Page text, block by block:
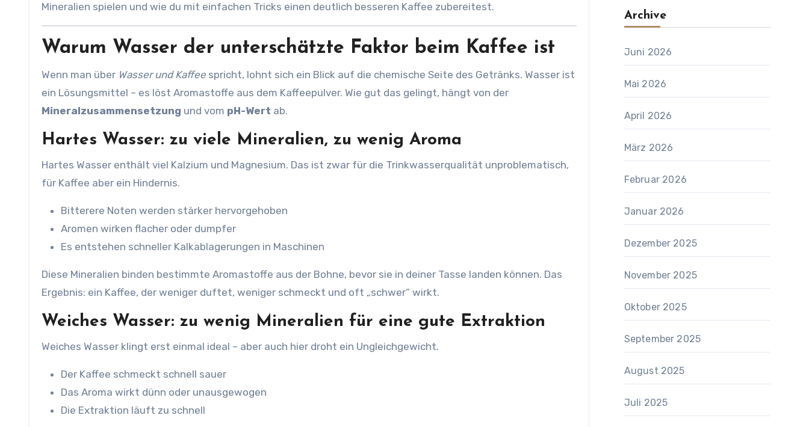
Mineralien spielen und wie du mit einfachen Tricks einen deutlich besseren Kaffee zubereitest.
Warum Wasser der unterschätzte Faktor beim Kaffee ist
Wenn man über Wasser und Kaffee spricht, lohnt sich ein Blick auf die chemische Seite des Getränks. Wasser ist
ein Lösungsmittel – es löst Aromastoffe aus dem Kaffeepulver. Wie gut das gelingt, hängt von der
Mineralzusammensetzung und vom pH-Wert ab.
Hartes Wasser: zu viele Mineralien, zu wenig Aroma
Hartes Wasser enthält viel Kalzium und Magnesium. Das ist zwar für die Trinkwasserqualität unproblematisch,
für Kaffee aber ein Hindernis.
Bitterere Noten werden stärker hervorgehoben
Aromen wirken flacher oder dumpfer
Es entstehen schneller Kalkablagerungen in Maschinen
Diese Mineralien binden bestimmte Aromastoffe aus der Bohne, bevor sie in deiner Tasse landen können. Das
Ergebnis: ein Kaffee, der weniger duftet, weniger schmeckt und oft „schwer“ wirkt.
Weiches Wasser: zu wenig Mineralien für eine gute Extraktion
Weiches Wasser klingt erst einmal ideal – aber auch hier droht ein Ungleichgewicht.
Der Kaffee schmeckt schnell sauer
Das Aroma wirkt dünn oder unausgewogen
Die Extraktion läuft zu schnell
Archive
Juni 2026
Mai 2026
April 2026
März 2026
Februar 2026
Januar 2026
Dezember 2025
November 2025
Oktober 2025
September 2025
August 2025
Juli 2025